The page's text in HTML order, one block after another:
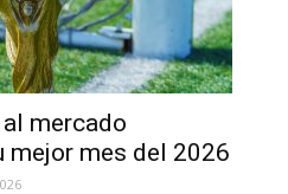
mercado
mejor mes del 2026